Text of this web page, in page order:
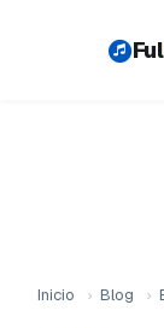
Inicio › Blog ›